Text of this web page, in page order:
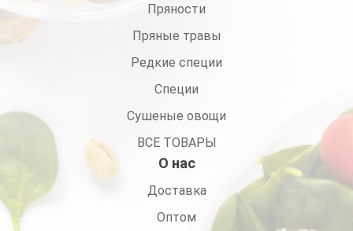
Пряности
Пряные травы
Редкие специи
Специи
Сушеные овощи
ВСЕ ТОВАРЫ
О нас
Доставка
Оптом